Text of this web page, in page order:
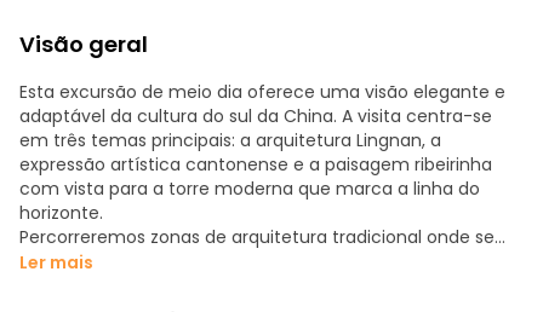
Visão geral
Esta excursão de meio dia oferece uma visão elegante e
adaptável da cultura do sul da China. A visita centra-se
em três temas principais: a arquitetura Lingnan, a
expressão artística cantonense e a paisagem ribeirinha
com vista para a torre moderna que marca a linha do
horizonte.
Percorreremos zonas de arquitetura tradicional onde se
pode apreciar a relação entre pátios, beirais e artesanato
Ler mais